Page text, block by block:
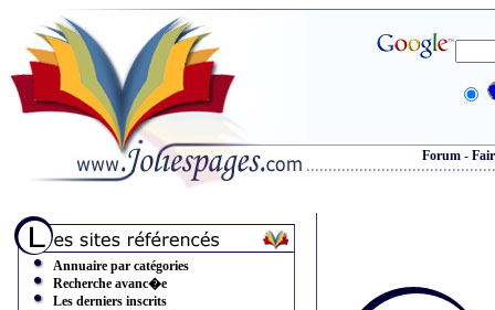
Forum -
Annuaire par catégories
Recherche avanc�e
Les derniers inscrits